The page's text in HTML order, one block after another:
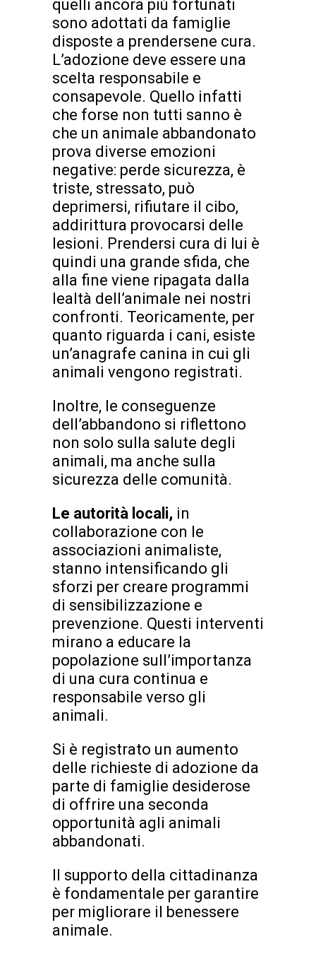
quelli ancora più fortunati
sono adottati da famiglie
disposte a prendersene cura.
L’adozione deve essere una
scelta responsabile e
consapevole. Quello infatti
che forse non tutti sanno è
che un animale abbandonato
prova diverse emozioni
negative: perde sicurezza, è
triste, stressato, può
deprimersi, rifiutare il cibo,
addirittura provocarsi delle
lesioni. Prendersi cura di lui è
quindi una grande sfida, che
alla fine viene ripagata dalla
lealtà dell’animale nei nostri
confronti. Teoricamente, per
quanto riguarda i cani, esiste
un’anagrafe canina in cui gli
animali vengono registrati.
Inoltre, le conseguenze
dell’abbandono si riflettono
non solo sulla salute degli
animali, ma anche sulla
sicurezza delle comunità.
Le autorità locali, in
collaborazione con le
associazioni animaliste,
stanno intensificando gli
sforzi per creare programmi
di sensibilizzazione e
prevenzione. Questi interventi
mirano a educare la
popolazione sull’importanza
di una cura continua e
responsabile verso gli
animali.
Si è registrato un aumento
delle richieste di adozione da
parte di famiglie desiderose
di offrire una seconda
opportunità agli animali
abbandonati.
Il supporto della cittadinanza
è fondamentale per garantire
per migliorare il benessere
animale.